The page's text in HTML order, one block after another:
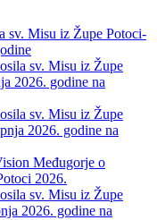
Misu iz Župe Potoci-
sv. Misu iz Župe
2026. godine na
sv. Misu iz Župe
2026. godine na
Međugorje o
2026.
sv. Misu iz Župe
2026. godine na